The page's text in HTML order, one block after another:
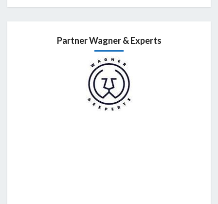
Partner Wagner & Experts